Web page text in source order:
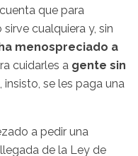
que para
cualquiera y, sin
menospreciado a
cuidarles a gente sin
insisto, se les paga una
a pedir una
de la Ley de